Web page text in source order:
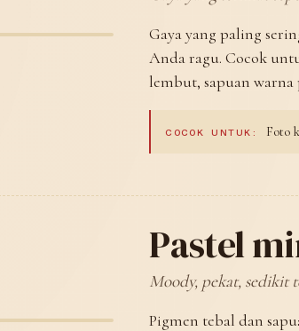
Gaya yang paling
Anda ragu. Cocok
lembut, sapuan
COCOK UNTUK: Foto
Pastel
Moody, pekat, sedikit
Pigmen tebal dan